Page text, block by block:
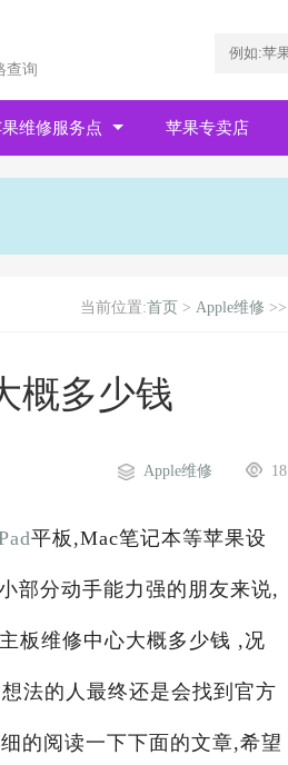
查询
维修服务点 苹果专卖店
当前位置:首页 > Apple维修 >>
概多少钱
18
Apple维修
平板,Mac笔记本等苹果设
部分动手能力强的朋友来说,
板维修中心大概多少钱 ,况
法的人最终还是会找到官方
的阅读一下下面的文章,希望